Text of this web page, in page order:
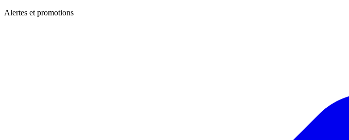
Alertes et promotions